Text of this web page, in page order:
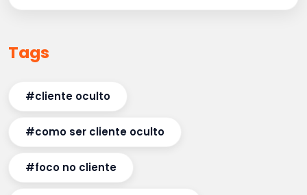
Tags
#cliente oculto
#como ser cliente oculto
#foco no cliente